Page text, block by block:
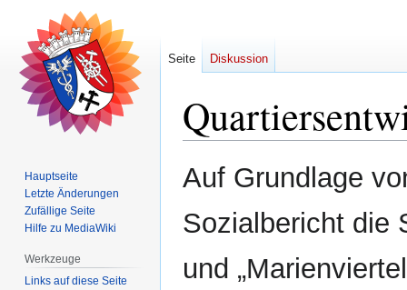
Zur
Navigation
Zur
Suche
Auf Grundlage
Sozialbericht die
und
Seite Diskussion
Hauptseite
Letzte Änderungen
Zufällige Seite
Hilfe zu MediaWiki
Werkzeuge
Links auf diese Seite